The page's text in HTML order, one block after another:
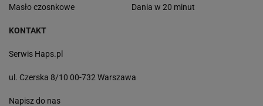
Masło czosnkowe Dania w 20 minut
KONTAKT
Serwis Haps.pl
ul. Czerska 8/10 00-732 Warszawa
Napisz do nas